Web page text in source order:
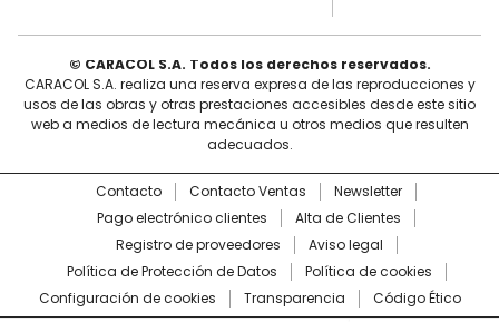
© CARACOL S.A. Todos los derechos reservados.
CARACOL S.A. realiza una reserva expresa de las reproducciones y
usos de las obras y otras prestaciones accesibles desde este sitio
web a medios de lectura mecánica u otros medios que resulten
adecuados.
Contacto Contacto Ventas
Newsletter
Pago electrónico clientes
Alta de Clientes
Registro de proveedores
Aviso legal
Política de Protección de Datos
Política de cookies
Configuración de cookies
Transparencia Código Ético